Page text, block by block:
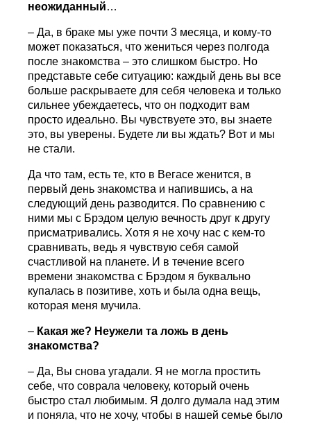
неожиданный…
– Да, в браке мы уже почти 3 месяца, и кому-то
может показаться, что жениться через полгода
после знакомства – это слишком быстро. Но
представьте себе ситуацию: каждый день вы все
больше раскрываете для себя человека и только
сильнее убеждаетесь, что он подходит вам
просто идеально. Вы чувствуете это, вы знаете
это, вы уверены. Будете ли вы ждать? Вот и мы
не стали.
Да что там, есть те, кто в Вегасе женится, в
первый день знакомства и напившись, а на
следующий день разводится. По сравнению с
ними мы с Брэдом целую вечность друг к другу
присматривались. Хотя я не хочу нас с кем-то
сравнивать, ведь я чувствую себя самой
счастливой на планете. И в течение всего
времени знакомства с Брэдом я буквально
купалась в позитиве, хоть и была одна вещь,
которая меня мучила.
– Какая же? Неужели та ложь в день
знакомства?
– Да, Вы снова угадали. Я не могла простить
себе, что соврала человеку, который очень
быстро стал любимым. Я долго думала над этим
и поняла, что не хочу, чтобы в нашей семье было